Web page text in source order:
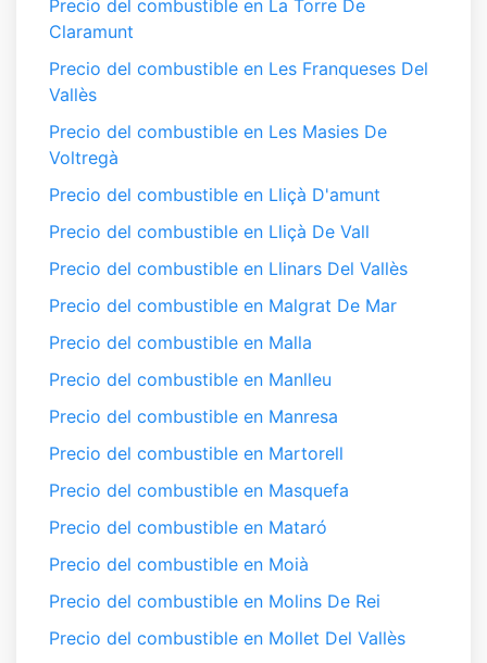
Precio del combustible en La Torre De
Claramunt
Precio del combustible en Les Franqueses Del
Vallès
Precio del combustible en Les Masies De
Voltregà
Precio del combustible en Lliçà D'amunt
Precio del combustible en Lliçà De Vall
Precio del combustible en Llinars Del Vallès
Precio del combustible en Malgrat De Mar
Precio del combustible en Malla
Precio del combustible en Manlleu
Precio del combustible en Manresa
Precio del combustible en Martorell
Precio del combustible en Masquefa
Precio del combustible en Mataró
Precio del combustible en Moià
Precio del combustible en Molins De Rei
Precio del combustible en Mollet Del Vallès